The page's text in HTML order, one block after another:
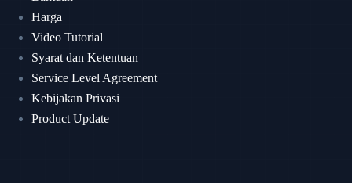
Harga
Video Tutorial
Syarat dan Ketentuan
Service Level Agreement
Kebijakan Privasi
Product Update